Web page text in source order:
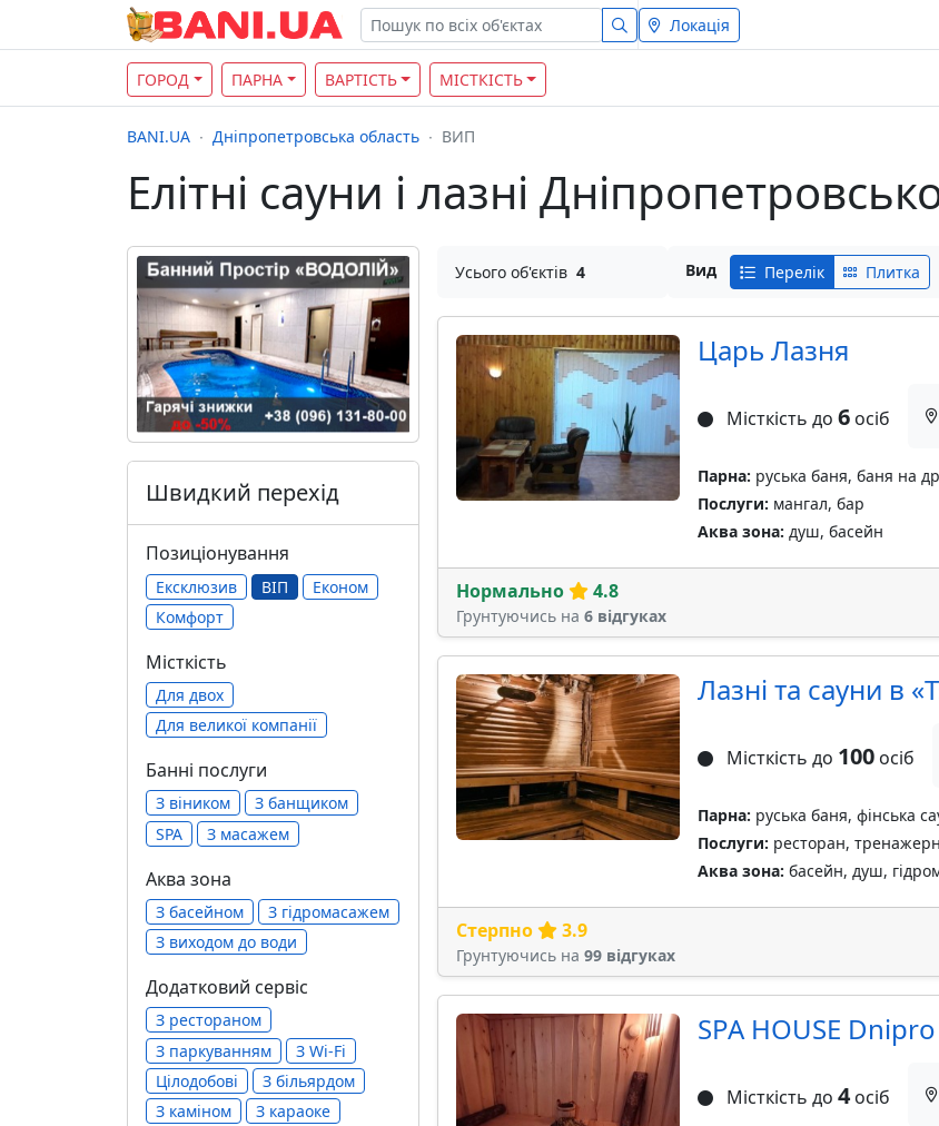
Локація
ГОРОД ПАРНА ВАРТІСТЬ МІСТКІСТЬ
BANI.UA Дніпропетровська область ВИП
Елітні сауни і лазні
Усього об'єктів 4 Вид Перелік Плитка
Царь Лазня
Місткість до 6осіб
Парна: руська баня, баня на
Послуги: мангал, бар
Аква зона: душ, басейн
Нормально 4.8
Грунтуючись на 6 відгуках
Лазні та сауни в
Місткість до 100осіб
Парна: руська баня, фінська
Послуги: ресторан,
Аква зона: басейн, душ,
Стерпно 3.9
Грунтуючись на 99 відгуках
SPA HOUSE Dnipro
Місткість до 4осіб
Швидкий перехід
Позиціонування
Ексклюзив ВІП
Економ
Комфорт
Місткість
Для двох
Для великої компанії
Банні послуги
З віником
З банщиком
SPA
З масажем
Аква зона
З басейном
З гідромасажем
З виходом до води
Додатковий сервіс
З рестораном
З паркуванням
З Wi-Fi
Цілодобові
З більярдом
З каміном
З караоке